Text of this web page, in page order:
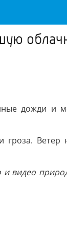
дожди и
гроза.
видео